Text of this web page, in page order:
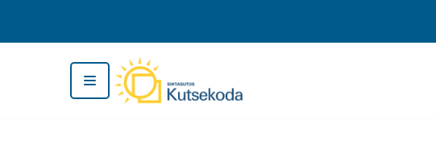
Перейти
содержимому